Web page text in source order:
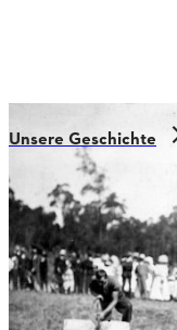
Unsere Geschichte